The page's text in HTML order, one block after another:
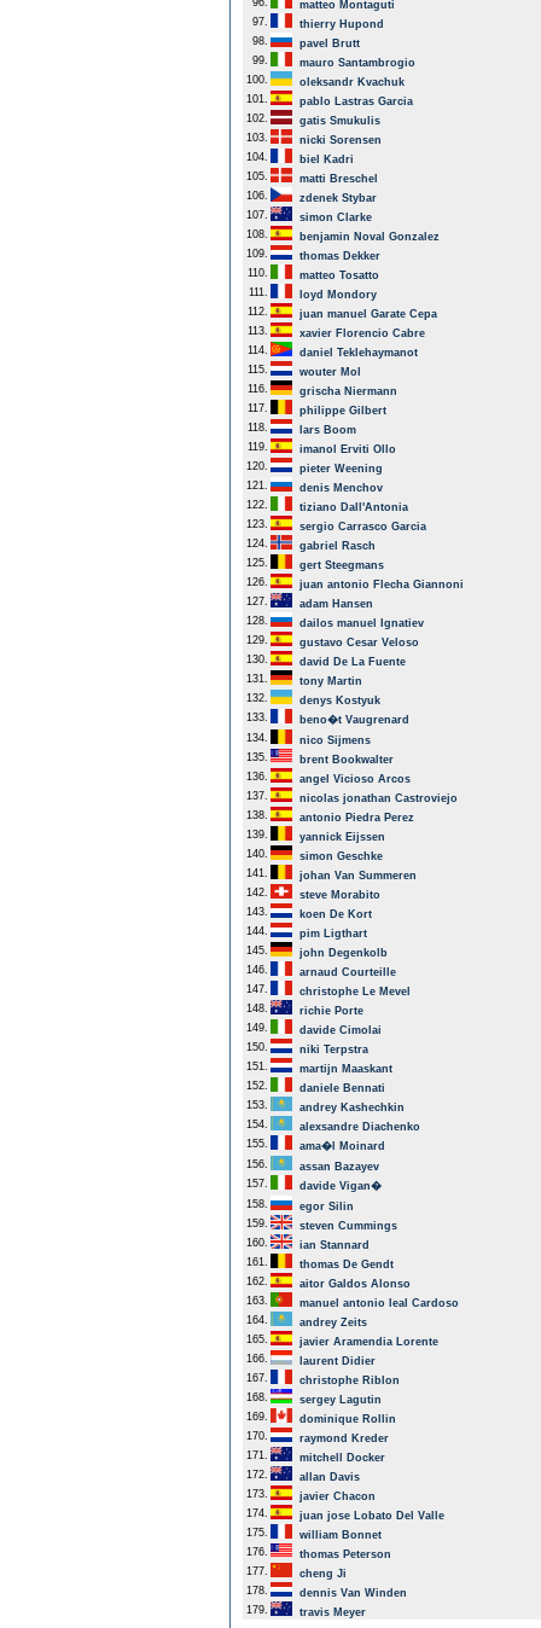
96.
matteo Montaguti
97.
thierry Hupond
98.
pavel Brutt
99.
mauro Santambrogio
100.
oleksandr Kvachuk
101.
pablo Lastras Garcia
102.
gatis Smukulis
103.
nicki Sorensen
104.
biel Kadri
105.
matti Breschel
106.
zdenek Stybar
107.
simon Clarke
108.
benjamin Noval Gonzalez
109.
thomas Dekker
110.
matteo Tosatto
111.
loyd Mondory
112.
juan manuel Garate Cepa
113.
xavier Florencio Cabre
114.
daniel Teklehaymanot
115.
wouter Mol
116.
grischa Niermann
117.
philippe Gilbert
118.
lars Boom
119.
imanol Erviti Ollo
120.
pieter Weening
121.
denis Menchov
122.
tiziano Dall'Antonia
123.
sergio Carrasco Garcia
124.
gabriel Rasch
125.
gert Steegmans
126.
juan antonio Flecha Giannoni
127.
adam Hansen
128.
dailos manuel Ignatiev
129.
gustavo Cesar Veloso
130.
david De La Fuente
131.
tony Martin
132.
denys Kostyuk
133.
beno�t Vaugrenard
134.
nico Sijmens
135.
brent Bookwalter
136.
angel Vicioso Arcos
137.
nicolas jonathan Castroviejo
138.
antonio Piedra Perez
139.
yannick Eijssen
140.
simon Geschke
141.
johan Van Summeren
142.
steve Morabito
143.
koen De Kort
144.
pim Ligthart
145.
john Degenkolb
146.
arnaud Courteille
147.
christophe Le Mevel
148.
richie Porte
149.
davide Cimolai
150.
niki Terpstra
151.
martijn Maaskant
152.
daniele Bennati
153.
andrey Kashechkin
154.
alexsandre Diachenko
155.
ama�l Moinard
156.
assan Bazayev
157.
davide Vigan�
158.
egor Silin
159.
steven Cummings
160.
ian Stannard
161.
thomas De Gendt
162.
aitor Galdos Alonso
163.
manuel antonio leal Cardoso
164.
andrey Zeits
165.
javier Aramendia Lorente
166.
laurent Didier
167.
christophe Riblon
168.
sergey Lagutin
169.
dominique Rollin
170.
raymond Kreder
171.
mitchell Docker
172.
allan Davis
173.
javier Chacon
174.
juan jose Lobato Del Valle
175.
william Bonnet
176.
thomas Peterson
177.
cheng Ji
178.
dennis Van Winden
179.
travis Meyer